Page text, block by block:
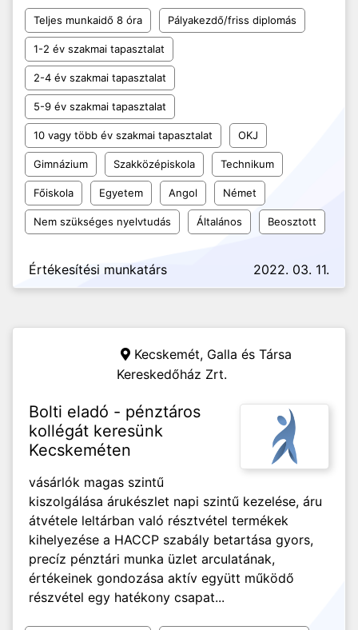
Teljes munkaidő 8 óra Pályakezdő/friss diplomás
1-2 év szakmai tapasztalat
2-4 év szakmai tapasztalat
5-9 év szakmai tapasztalat
10 vagy több év szakmai tapasztalat OKJ
Gimnázium Szakközépiskola Technikum
Főiskola Egyetem Angol Német
Nem szükséges nyelvtudás Általános Beosztott
Értékesítési munkatárs 2022. 03. 11.
Kecskemét, Galla és Társa
Kereskedőház Zrt.
Bolti eladó - pénztáros
kollégát keresünk
Kecskeméten
vásárlók magas szintű
kiszolgálása árukészlet napi szintű kezelése, áru
átvétele leltárban való résztvétel termékek
kihelyezése a HACCP szabály betartása gyors,
precíz pénztári munka üzlet arculatának,
értékeinek gondozása aktív együtt működő
részvétel egy hatékony csapat...